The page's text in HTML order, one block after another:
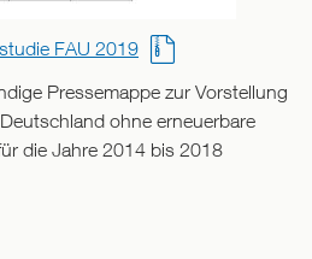
FAU 2019
Pressemappe zur Vorstellung
ohne erneuerbare
die Jahre 2014 bis 2018